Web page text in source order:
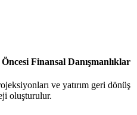
Finansal Danışmanlıklar
ve yatırım geri dönüş
oluşturulur.